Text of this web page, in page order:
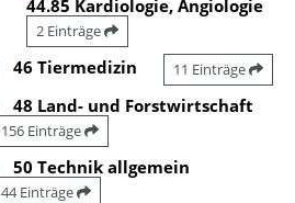
44.85 Kardiologie, Angiologie
2 Einträge
46 Tiermedizin 11 Einträge
48 Land- und Forstwirtschaft
156 Einträge
50 Technik allgemein
44 Einträge